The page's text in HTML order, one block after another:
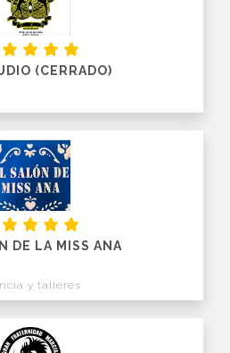
(CERRADO)
DE LA MISS ANA
y talleres